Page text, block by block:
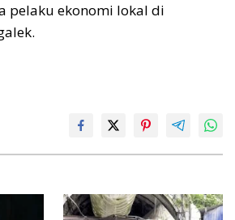
pelaku ekonomi lokal di